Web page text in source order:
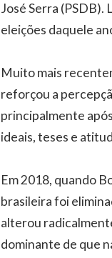
José Serra
eleições daquele
Muito mais
reforçou a
principalmente
ideais, teses e
Em 2018, quando
brasileira foi
alterou
dominante de que